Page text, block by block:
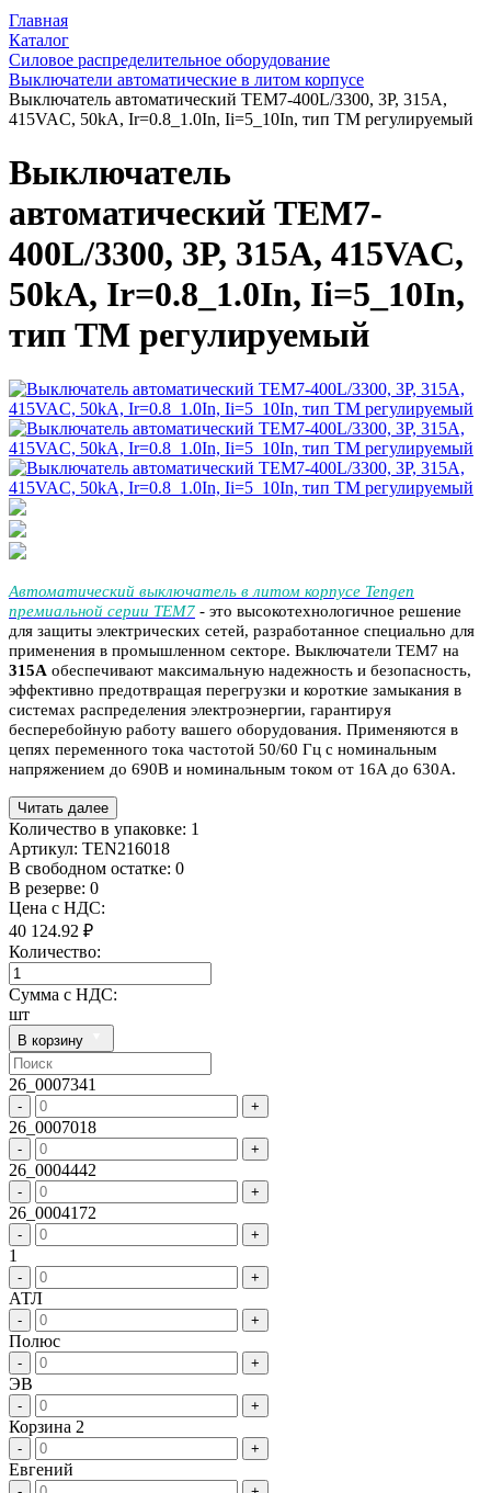
Главная
Каталог
Силовое распределительное оборудование
Выключатели автоматические в литом корпусе
Выключатель автоматический TEM7-400L/3300, 3P, 315A,
415VAC, 50kA, Ir=0.8_1.0In, Ii=5_10In, тип ТМ регулируемый
Выключатель
автоматический TEM7-
400L/3300, 3P, 315A, 415VAC,
50kA, Ir=0.8_1.0In, Ii=5_10In,
тип ТМ регулируемый
Автоматический выключатель в литом корпусе Tengen
премиальной серии TEM7 - это высокотехнологичное решение
для защиты электрических сетей, разработанное специально для
применения в промышленном секторе. Выключатели TEM7 на
315A обеспечивают максимальную надежность и безопасность,
эффективно предотвращая перегрузки и короткие замыкания в
системах распределения электроэнергии, гарантируя
бесперебойную работу вашего оборудования. Применяются в
цепях переменного тока частотой 50/60 Гц с номинальным
напряжением до 690В и номинальным током от 16A до 630A.
Читать далее
Количество в упаковке: 1
Артикул: TEN216018
В свободном остатке: 0
В резерве: 0
Цена с НДС:
40 124.92 ₽
Количество:
Сумма с НДС:
шт
В корзину
26_0007341
- +
26_0007018
- +
26_0004442
- +
26_0004172
- +
1
- +
АТЛ
- +
Полюс
- +
ЭВ
- +
Корзина 2
- +
Евгений